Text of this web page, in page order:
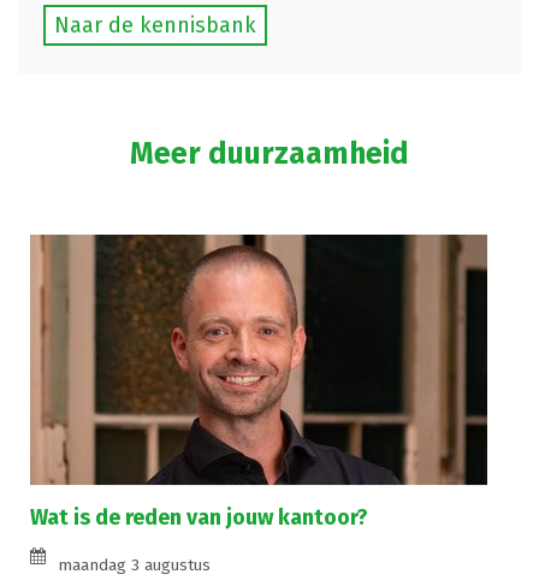
Naar de kennisbank
Meer duurzaamheid
Wat is de reden van jouw kantoor?
maandag 3 augustus